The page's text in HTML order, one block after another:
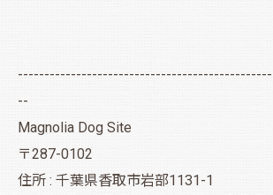
--
Magnolia Dog Site
〒287-0102
住所 : 千葉県香取市岩部1131-1